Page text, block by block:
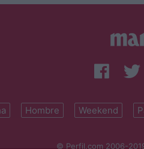
Hombre Weekend
© Perfil.com 2006-